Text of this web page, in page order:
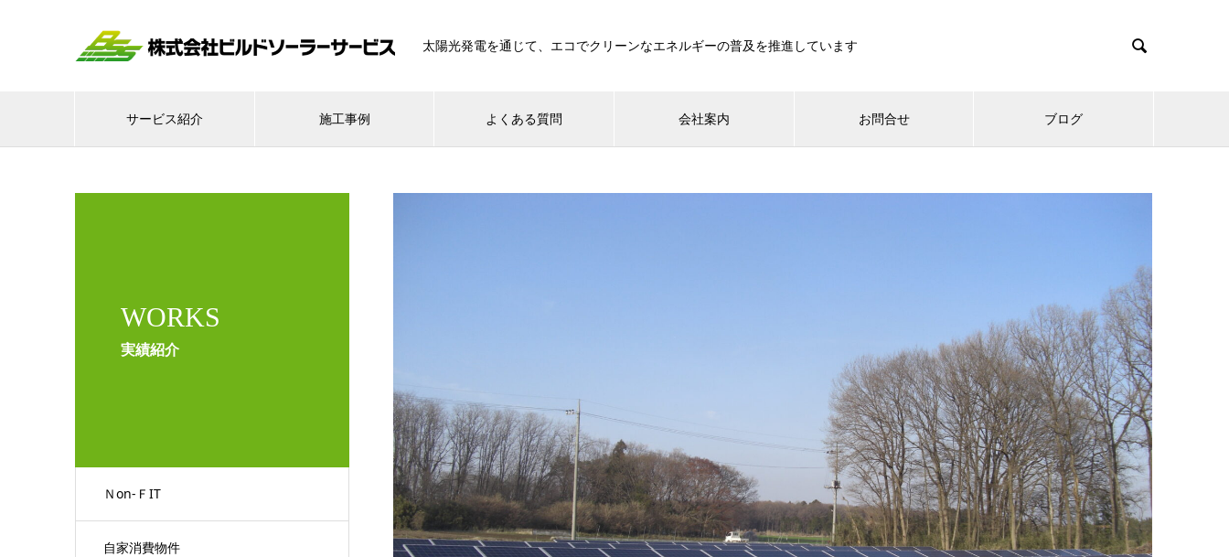
太陽光発電を通じて、エコでクリーンなエネルギーの普及を推進しています 
サービス紹介 施工事例 よくある質問 会社案内 お問合せ ブログ
WORKS
実績紹介
Ｎon-ＦIT
自家消費物件